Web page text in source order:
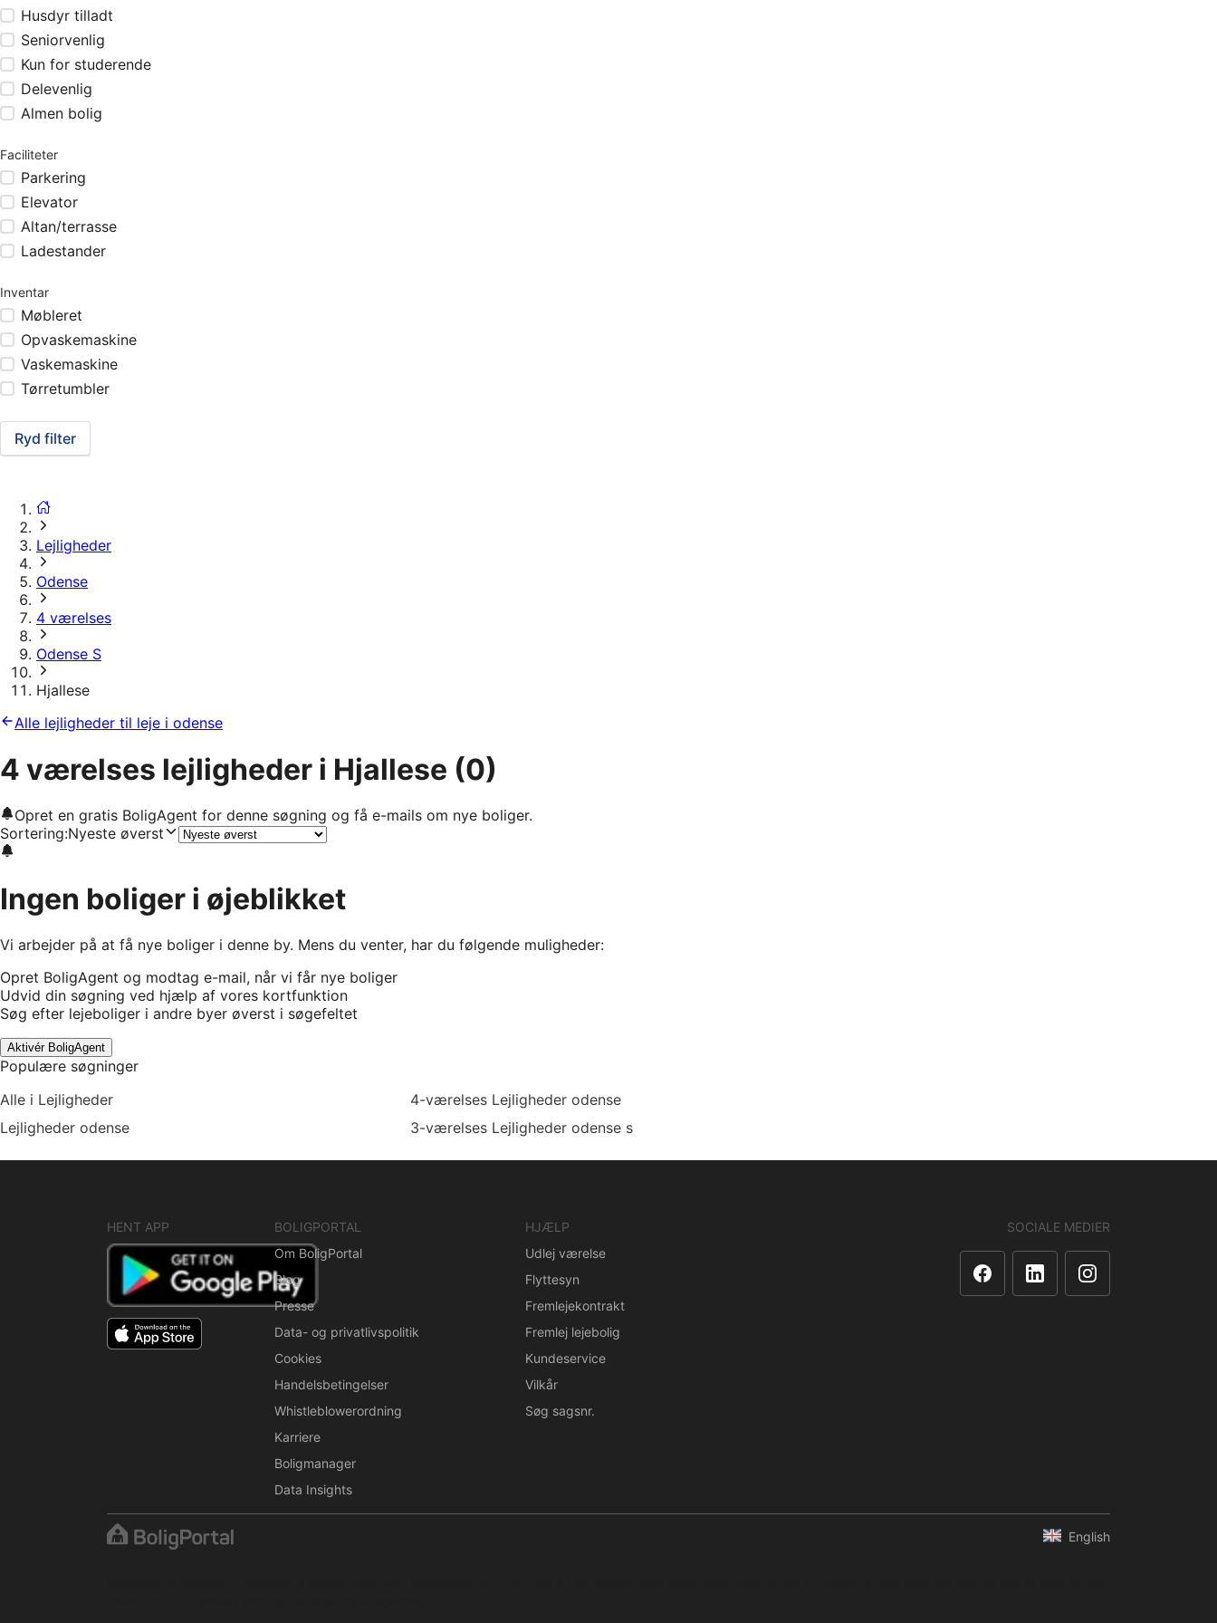
Husdyr tilladt
Seniorvenlig
Kun for studerende
Delevenlig
Almen bolig
Faciliteter
Parkering
Elevator
Altan/terrasse
Ladestander
Inventar
Møbleret
Opvaskemaskine
Vaskemaskine
Tørretumbler
Ryd filter
Lejligheder
Odense
4 værelses
Odense S
Hjallese
Alle lejligheder til leje i odense
4 værelses lejligheder i Hjallese (0)
Opret en gratis BoligAgent for denne søgning og få e-mails om nye boliger.
Sortering:Nyeste øverst
Ingen boliger i øjeblikket
Vi arbejder på at få nye boliger i denne by. Mens du venter, har du følgende muligheder:
Opret BoligAgent og modtag e-mail, når vi får nye boliger
Udvid din søgning ved hjælp af vores kortfunktion
Søg efter lejeboliger i andre byer øverst i søgefeltet
Aktivér BoligAgent
Populære søgninger
Alle i Lejligheder
Lejligheder odense
4-værelses Lejligheder odense
3-værelses Lejligheder odense s
HENT APP
BOLIGPORTAL
Om BoligPortal
Blog
Presse
Data- og privatlivspolitik
Cookies
Handelsbetingelser
Whistleblowerordning
Karriere
Boligmanager
Data Insights
HJÆLP
Udlej værelse
Flyttesyn
Fremlejekontrakt
Fremlej lejebolig
Kundeservice
Vilkår
Søg sagsnr.
SOCIALE MEDIER
English